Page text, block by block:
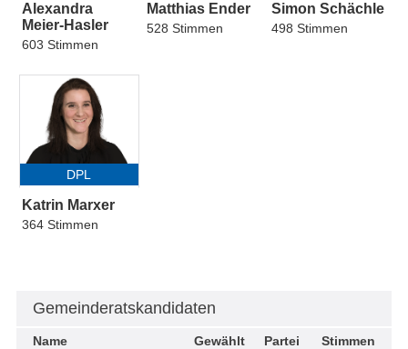
Alexandra
Meier-Hasler
603 Stimmen
Matthias Ender
528 Stimmen
Simon Schächle
498 Stimmen
DPL
Katrin Marxer
364 Stimmen
Gemeinderatskandidaten
Name Gewählt Partei
Stimmen